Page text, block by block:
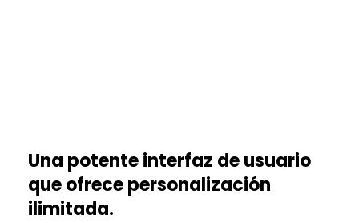
Una potente interfaz de usuario
que ofrece personalización
ilimitada.